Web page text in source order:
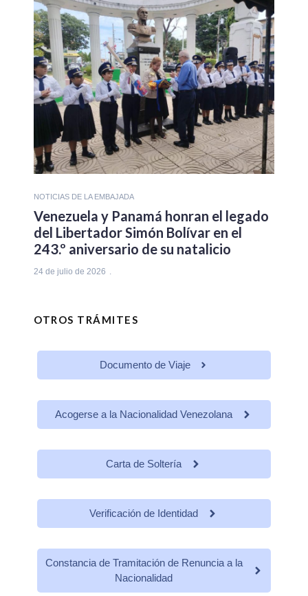
NOTICIAS DE LA EMBAJADA
Venezuela y Panamá honran el legado
del Libertador Simón Bolívar en el
243.º aniversario de su natalicio
24 de julio de 2026
OTROS TRÁMITES
Documento de Viaje
Acogerse a la Nacionalidad Venezolana
Carta de Soltería
Verificación de Identidad
Constancia de Tramitación de Renuncia a la
Nacionalidad